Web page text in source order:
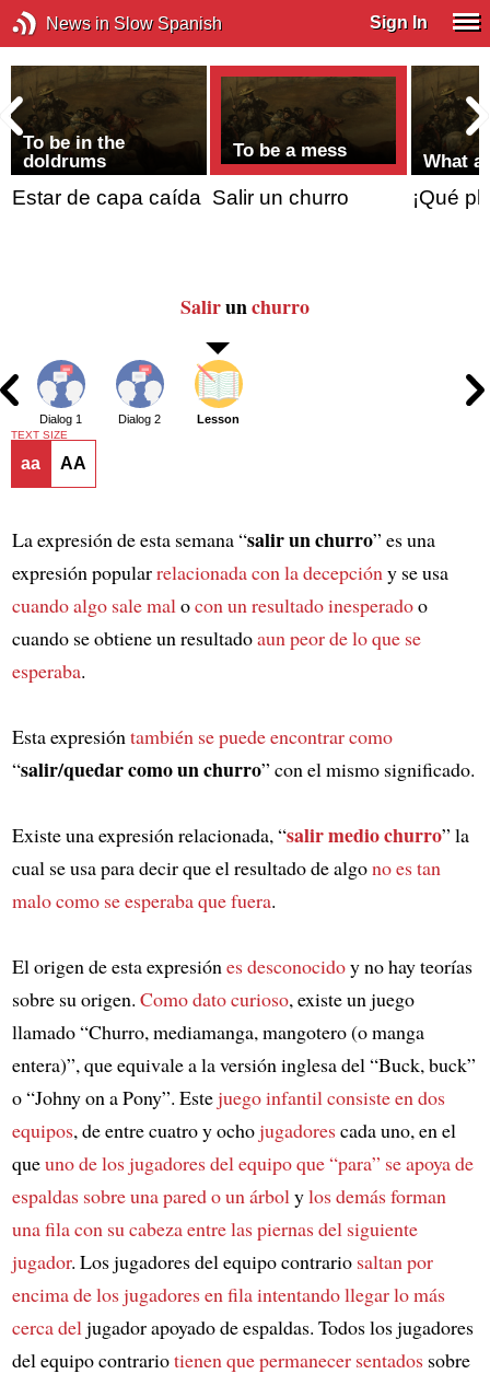
News in Slow Spanish Sign In
To be in the
doldrums
Estar de capa caída
To be a mess
Salir un churro
What
¡Qué
Salirunchurro
Dialog 1 Dialog 2 Lesson
TEXT SIZE
aa AA
La expresión de esta semana “salir un churro” es una
expresión popularrelacionada con la decepción y se usa
cuando algo sale mal ocon un resultado inesperadoo
cuando se obtiene un resultadoaun peor de lo que se
esperaba.
Esta expresión también se puede encontrar como
“salir/quedar como un churro” con el mismo significado.
Existe una expresión relacionada, “salir medio churro” la
cual se usa para decir que el resultado de algono es tan
malo como se esperaba que fuera.
El origen de esta expresión es desconocidoy no hay teorías
sobre su origen. Como dato curioso, existe un juego
llamado “Churro, mediamanga, mangotero (o manga
entera)”, que equivale a la versión inglesa del “Buck, buck”
o “Johny on a Pony”. Estejuego infantil consiste en dos
equipos, de entre cuatro y ochojugadorescada uno, en el
queuno de los jugadores del equipo que “para” se apoya de
espaldas sobre una pared o un árbol ylos demás forman
una filacon su cabeza entre las piernas del siguiente
jugador. Los jugadores del equipo contrario saltan por
encima de los jugadores en filaintentando llegar lo más
cerca del jugador apoyado de espaldas. Todos los jugadores
del equipo contrariotienen que permanecer sentadossobre